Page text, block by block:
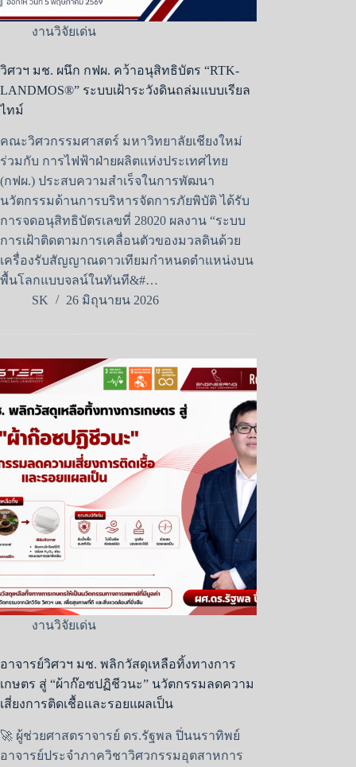
งานวิจัยเด่น
วิศวฯ มช. ผนึก กฟผ. คว้าอนุสิทธิบัตร “RTK-
LANDMOS®” ระบบเฝ้าระวังดินถล่มแบบเรียล
ไทม์
คณะวิศวกรรมศาสตร์ มหาวิทยาลัยเชียงใหม่
ร่วมกับ การไฟฟ้าฝ่ายผลิตแห่งประเทศไทย
(กฟผ.) ประสบความสำเร็จในการพัฒนา
นวัตกรรมด้านการบริหารจัดการภัยพิบัติ ได้รับ
การจดอนุสิทธิบัตรเลขที่ 28020 ผลงาน “ระบบ
การเฝ้าติดตามการเคลื่อนตัวของมวลดินด้วย
เครื่องรับสัญญาณดาวเทียมกำหนดตำแหน่งบน
พื้นโลกแบบจลน์ในทันที&#…
SK
26 มิถุนายน 2026
งานวิจัยเด่น
อาจารย์วิศวฯ มช. พลิกวัสดุเหลือทิ้งทางการ
เกษตร สู่ “ผ้าก๊อซปฏิชีวนะ” นวัตกรรมลดความ
เสี่ยงการติดเชื้อและรอยแผลเป็น
🚀 ผู้ช่วยศาสตราจารย์ ดร.รัฐพล ปิ่นนราทิพย์
อาจารย์ประจำภาควิชาวิศวกรรมอุตสาหการ